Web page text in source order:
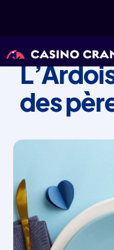
des